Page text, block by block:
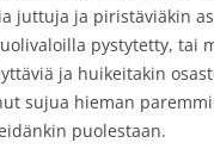
juttuja ja piristäviäkin
pystytetty, tai
ja huikeitakin
sujua hieman
puolestaan.